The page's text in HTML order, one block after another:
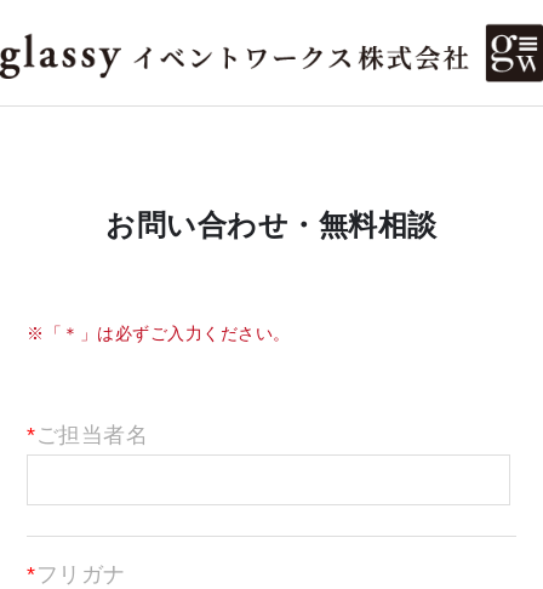
お問い合わせ・無料相談
※「＊」は必ずご入力ください。
ご担当者名
フリガナ